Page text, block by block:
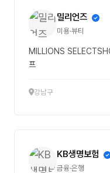
밀리언즈
미용·뷰티
MILLIONS
프
강남구
KB생명보험
금융·은행